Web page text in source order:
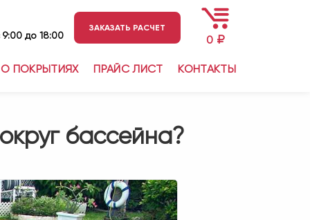
до 18:00
ЗАКАЗАТЬ РАСЧЕТ
0₽
О ПОКРЫТИЯХ ПРАЙС ЛИСТ КОНТАКТЫ
бассейна?